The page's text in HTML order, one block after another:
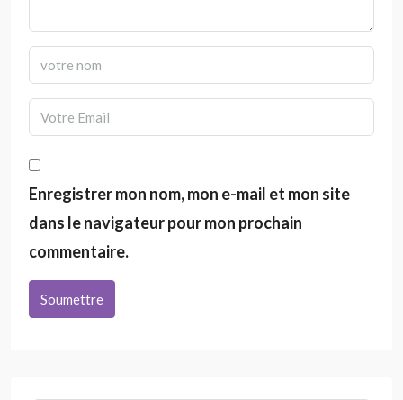
Enregistrer mon nom, mon e-mail et mon site
dans le navigateur pour mon prochain
commentaire.
Soumettre